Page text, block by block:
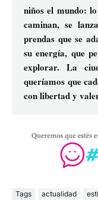
niños el mundo:
caminan, se
prendas que se
su energía, que
explorar. La
queríamos que
con libertad y
Tags actualidad